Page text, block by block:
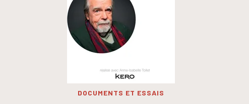
DOCUMENTS ET ESSAIS